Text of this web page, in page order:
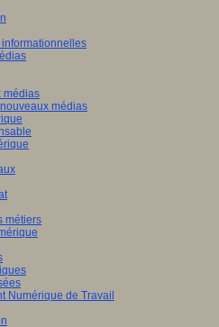
médias
médias
métiers
Numérique de Travail